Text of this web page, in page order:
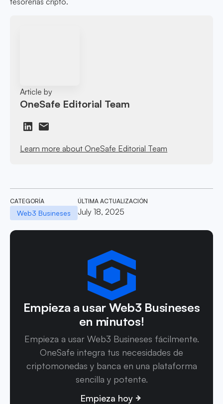
Article by
OneSafe Editorial Team
Learn more about OneSafe Editorial Team
CATEGORÍA
Web3 Busineses
ÚLTIMA ACTUALIZACIÓN
July 18, 2025
Empieza a usar Web3 Busineses
en minutos!
Empieza a usar Web3 Busineses fácilmente.
OneSafe integra tus necesidades de
criptomonedas y banca en una plataforma
sencilla y potente.
Empieza hoy